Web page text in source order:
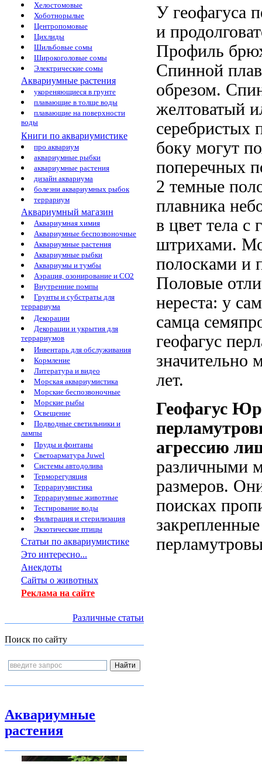
Хелостомовые
Хоботнорылые
Центропомовые
Цихлиды
Шильбовые сомы
Широкоголовые сомы
Электрические сомы
Аквариумные растения
укореняющиеся в грунте
плавающие в толще воды
плавающие на поверхности
воды
Книги по аквариумистике
про аквариум
аквариумные рыбки
аквариумные растения
дизайн аквариума
болезни аквариумных рыбок
террариум
Аквариумный магазин
Аквариумная химия
Аквариумные беспозвоночные
Аквариумные растения
Аквариумные рыбки
Аквариумы и тумбы
Аэрация, озонирование и CO2
Внутренние помпы
Грунты и субстраты для
террариума
Декорации
Декорации и укрытия для
террариумов
Инвентарь для обслуживания
Кормление
Литература и видео
Морская аквариумистика
Морские беспозвоночные
Морские рыбы
Освещение
Подводные светильники и
лампы
Пруды и фонтаны
Светоарматура Juwel
Системы автодолива
Терморегуляция
Террариумистика
Террариумные животные
Тестирование воды
Фильтрация и стерилизация
Экзотические птицы
Статьи по аквариумистике
Это интересно...
Анекдоты
Сайты о животных
Реклама на сайте
Различные статьи
Поиск по сайту
Аквариумные
растения
У геофагуса
и
Профиль
Спинной
обрезом.
желтоватый
серебристых
боку могут
поперечных
2 темные
плавника
в цвет тела
штрихами.
полосками и
Половые
нереста: у
самца
геофагус
значительно
лет.
Геофагус
агрессию
различными
размеров.
поисках